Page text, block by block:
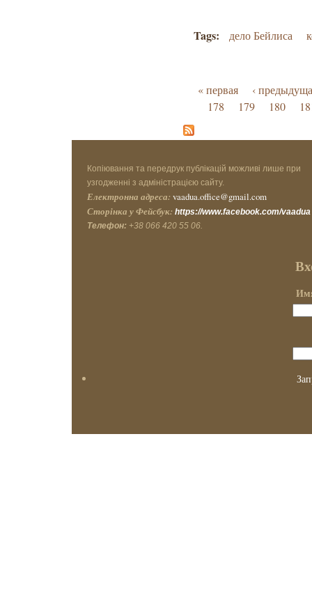
Tags: дело Бейлиса
Страницы
« первая
‹
178
179 180
Копіювання та передрук публікацій можливі лише при
узгодженні з адміністрацією сайту.
Електронна адреса: vaadua.office@gmail.com
Сторінка у Фейсбук: https://www.facebook.com/vaadua
Телефон: +38 066 420 55 06.